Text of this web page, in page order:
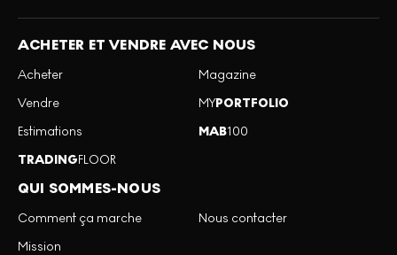
ACHETER ET VENDRE AVEC NOUS
Acheter
Vendre
Estimations
TRADINGFLOOR
Magazine
MYPORTFOLIO
MAB100
QUI SOMMES-NOUS
Comment ça marche
Mission
Nous contacter